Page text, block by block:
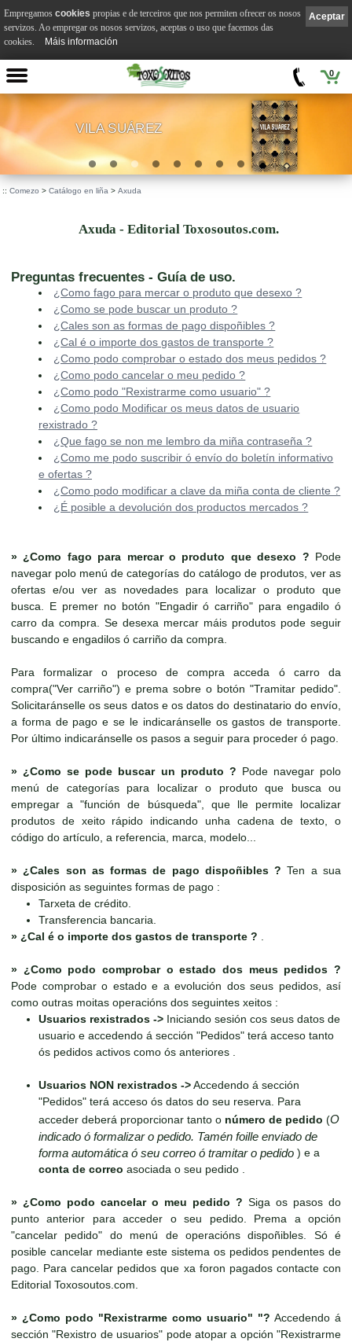
0
VILA SUÁREZ
:: Comezo > Catálogo en liña > Axuda
Axuda - Editorial Toxosoutos.com.
Preguntas frecuentes - Guía de uso.
¿Como fago para mercar o produto que desexo ?
¿Como se pode buscar un produto ?
¿Cales son as formas de pago dispoñibles ?
¿Cal é o importe dos gastos de transporte ?
¿Como podo comprobar o estado dos meus pedidos ?
¿Como podo cancelar o meu pedido ?
¿Como podo "Rexistrarme como usuario" ?
¿Como podo Modificar os meus datos de usuario
rexistrado ?
¿Que fago se non me lembro da miña contraseña ?
¿Como me podo suscribir ó envío do boletín informativo
e ofertas ?
¿Como podo modificar a clave da miña conta de cliente ?
¿É posible a devolución dos productos mercados ?
» ¿Como fago para mercar o produto que desexo ? Pode
navegar polo menú de categorías do catálogo de produtos, ver as
ofertas e/ou ver as novedades para localizar o produto que
busca. E premer no botón "Engadir ó carriño" para engadilo ó
carro da compra. Se desexa mercar máis produtos pode seguir
buscando e engadilos ó carriño da compra.
Para formalizar o proceso de compra acceda ó carro da
compra("Ver carriño") e prema sobre o botón "Tramitar pedido".
Solicitaránselle os seus datos e os datos do destinatario do envío,
a forma de pago e se le indicaránselle os gastos de transporte.
Por último indicaránselle os pasos a seguir para proceder ó pago.
» ¿Como se pode buscar un produto ? Pode navegar polo
menú de categorías para localizar o produto que busca ou
empregar a "función de búsqueda", que lle permite localizar
produtos de xeito rápido indicando unha cadena de texto, o
código do artículo, a referencia, marca, modelo...
» ¿Cales son as formas de pago dispoñibles ? Ten a sua
disposición as seguintes formas de pago :
Tarxeta de crédito.
Transferencia bancaria.
» ¿Cal é o importe dos gastos de transporte ? .
» ¿Como podo comprobar o estado dos meus pedidos ?
Pode comprobar o estado e a evolución dos seus pedidos, así
como outras moitas operacións dos seguintes xeitos :
Usuarios rexistrados -> Iniciando sesión cos seus datos de
usuario e accedendo á sección "Pedidos" terá acceso tanto
ós pedidos activos como ós anteriores .
Usuarios NON rexistrados ->Accedendo á sección
"Pedidos" terá acceso ós datos do seu reserva. Para
acceder deberá proporcionar tanto o número de pedido (O
indicado ó formalizar o pedido. Tamén foille enviado de
forma automática ó seu correo ó tramitar o pedido ) e a
conta de correo asociada o seu pedido .
» ¿Como podo cancelar o meu pedido ? Siga os pasos do
punto anterior para acceder o seu pedido. Prema a opción
"cancelar pedido" do menú de operacións dispoñibles. Só é
posible cancelar mediante este sistema os pedidos pendentes de
pago. Para cancelar pedidos que xa foron pagados contacte con
Editorial Toxosoutos.com.
» ¿Como podo "Rexistrarme como usuario" "? Accedendo á
sección "Rexistro de usuarios" pode atopar a opción "Rexistrarme
Aceptar
Empregamos cookies propias e de terceiros que nos permiten ofrecer os nosos
servizos. Ao empregar os nosos servizos, aceptas o uso que facemos das
cookies.
Máis información